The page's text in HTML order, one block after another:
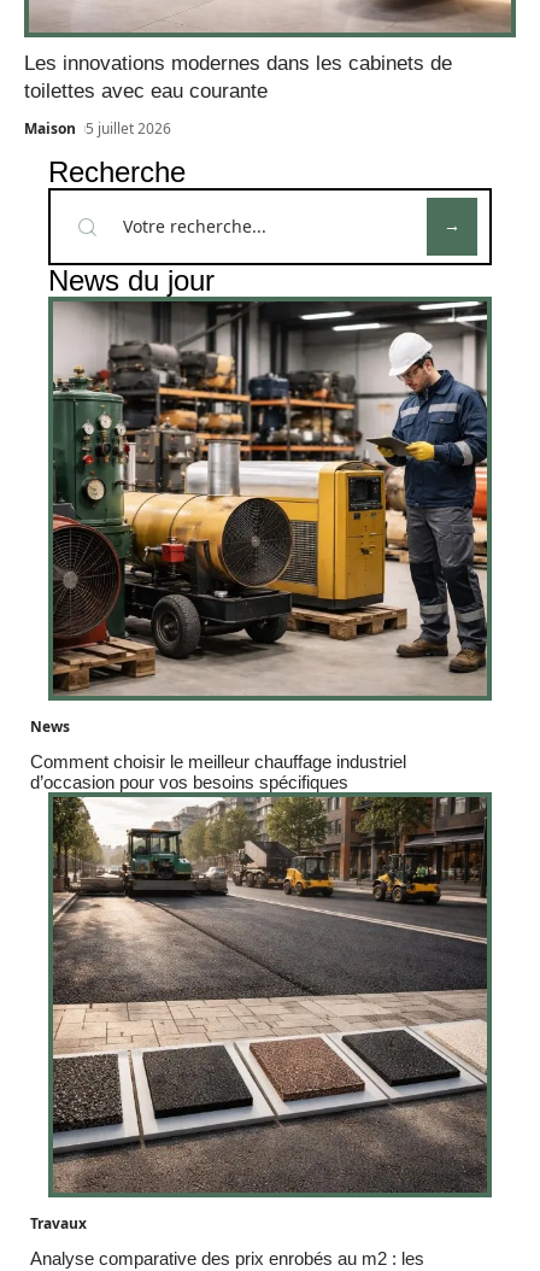
Les innovations modernes dans les cabinets de
toilettes avec eau courante
Maison 5 juillet 2026
Recherche
News du jour
News
Comment choisir le meilleur chauffage industriel
d’occasion pour vos besoins spécifiques
Travaux
Analyse comparative des prix enrobés au m2 : les